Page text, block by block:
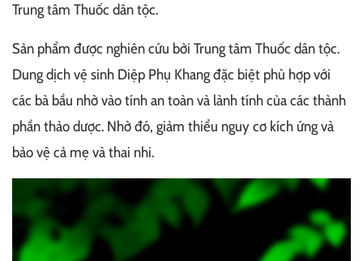
Trung tâm Thuốc dân tộc.
Sản phẩm được nghiên cứu bởi Trung tâm Thuốc dân tộc.
Dung dịch vệ sinh Diệp Phụ Khang đặc biệt phù hợp với
các bà bầu nhờ vào tính an toàn và lành tính của các thành
phần thảo dược. Nhờ đó, giảm thiểu nguy cơ kích ứng và
bảo vệ cả mẹ và thai nhi.